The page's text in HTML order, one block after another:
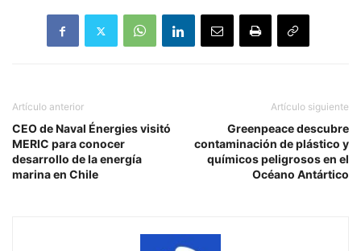
Artículo anterior
CEO de Naval Énergies visitó
MERIC para conocer
desarrollo de la energía
marina en Chile
Artículo siguiente
Greenpeace descubre
contaminación de plástico y
químicos peligrosos en el
Océano Antártico